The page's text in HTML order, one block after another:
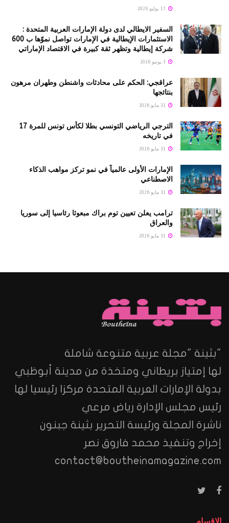
السفير الايطالي لدى دولة الإمارات العربية المتحدة :
الاستثمارات الإيطالية في الإمارات تواصل نموّها ب 600
شركة إيطالية وتظهر ثقة كبيرة في الاقتصاد الإماراتي
عراقجي: الحكم على محادثات واشنطن وطهران مرهون
بنتائجها
الترجي الرياضي التونسي بطلا لكأس تونس للمرة 17
في تاريخه
الإمارات الأولى عالمياً في نمو تركز مواهب الذكاء
الاصطناعي
ترامب يعلن تعيين توم براك مبعوثا رئاسيا إلى سوريا
والعراق
"بثينة "مجلة عربية متنوعة شاملة
لها إمتياز بريطاني ومتخذة من مدينة أبوظبي
بدولة الإمارات العربية المتحدة مركزا رئيسيا لها
رئيس مجلس الإدارة رياض مرعي
ناشرة المجلة ورئيسة التحرير بثينة جبنون
إخراج وتنفيذ محمد فاروق نصر
contact@boutheinamagazine.com